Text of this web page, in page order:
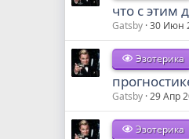
что с этим
Gatsby 30 Июн
Эзотерика
Gatsby 29 Апр
Эзотерика